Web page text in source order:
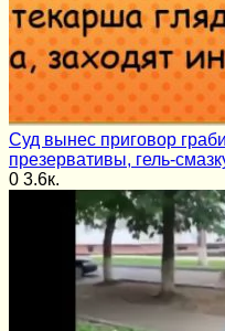
Суд вынес приговор
презервативы, гель-
0 3.6к.